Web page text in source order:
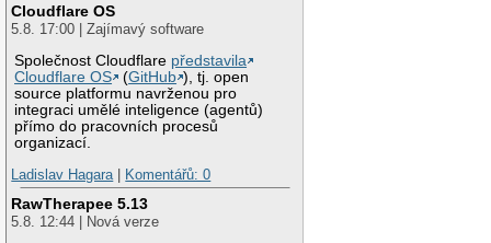
Cloudflare OS
5.8. 17:00 | Zajímavý software
Společnost Cloudflare představila
Cloudflare OS
(GitHub ), tj. open
source platformu navrženou pro
integraci umělé inteligence (agentů)
přímo do pracovních procesů
organizací.
Ladislav Hagara| Komentářů: 0
RawTherapee 5.13
5.8. 12:44 | Nová verze